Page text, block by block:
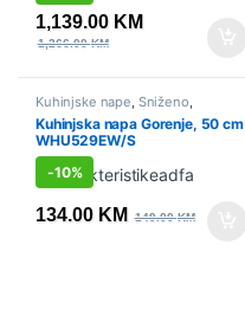
1,139.00 KM
1,266.00KM
Kuhinjske nape, Sniženo,
Ugradbeni aparati
Kuhinjska napa Gorenje, 50 cm
WHU529EW/S
-10%
134.00 KM 149.00KM